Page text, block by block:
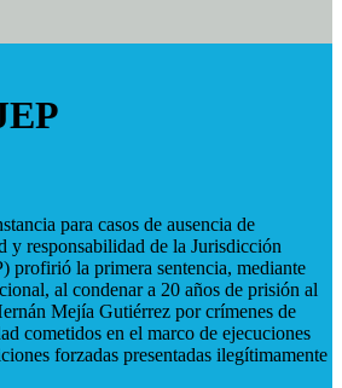
para casos de ausencia de
y responsabilidad de la Jurisdicción
profirió la primera sentencia, mediante
al condenar a 20 años de prisión al
Mejía Gutiérrez por crímenes de
cometidos en el marco de ejecuciones
forzadas presentadas ilegítimamente